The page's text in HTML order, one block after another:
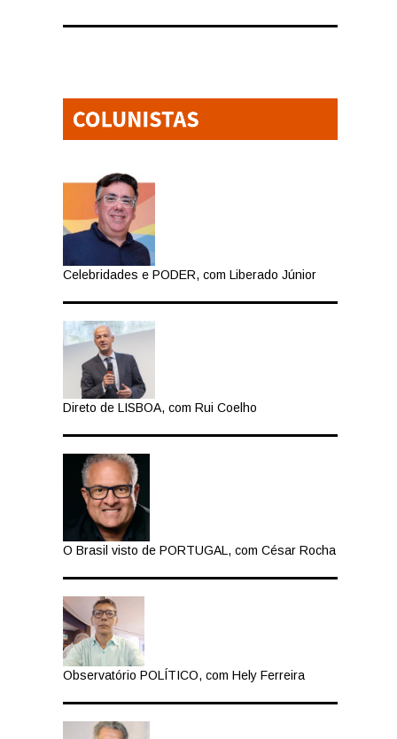
Celebridades e PODER, com Liberado Júnior
Direto de LISBOA, com Rui Coelho
O Brasil visto de PORTUGAL, com César Rocha
Observatório POLÍTICO, com Hely Ferreira